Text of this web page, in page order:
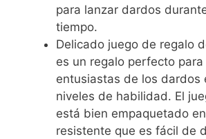
para lanzar dardos
tiempo.
Delicado juego de regalo
es un regalo perfecto para
entusiastas de los dardos
niveles de habilidad. El
está bien empaquetado
resistente que es fácil de